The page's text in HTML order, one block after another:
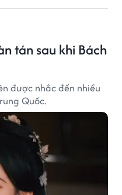
tán sau khi Bách
được nhắc đến nhiều
Quốc.